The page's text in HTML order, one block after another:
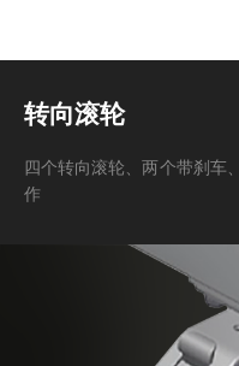
转向滚轮
四个转向滚轮、两个带刹车
作